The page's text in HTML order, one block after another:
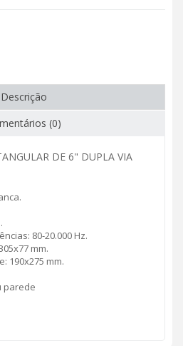
Descrição
(0)
DE 6" DUPLA VIA
80-20.000 Hz.
mm.
190x275 mm.
parede